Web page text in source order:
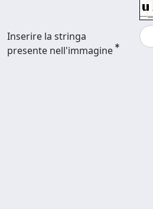
Inserire la stringa
presente nell'immagine